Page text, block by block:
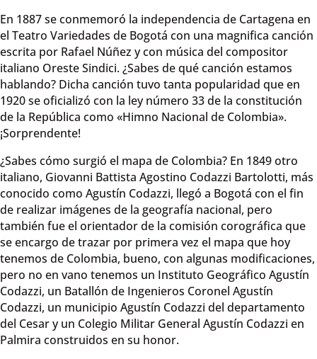
En 1887 se conmemoró la independencia de Cartagena en
el Teatro Variedades de Bogotá con una magnifica canción
escrita por Rafael Núñez y con música del compositor
italiano Oreste Sindici. ¿Sabes de qué canción estamos
hablando? Dicha canción tuvo tanta popularidad que en
1920 se oficializó con la ley número 33 de la constitución
de la República como «Himno Nacional de Colombia».
¡Sorprendente!
¿Sabes cómo surgió el mapa de Colombia? En 1849 otro
italiano, Giovanni Battista Agostino Codazzi Bartolotti, más
conocido como Agustín Codazzi, llegó a Bogotá con el fin
de realizar imágenes de la geografía nacional, pero
también fue el orientador de la comisión corográfica que
se encargo de trazar por primera vez el mapa que hoy
tenemos de Colombia, bueno, con algunas modificaciones,
pero no en vano tenemos un Instituto Geográfico Agustín
Codazzi, un Batallón de Ingenieros Coronel Agustín
Codazzi, un municipio Agustín Codazzi del departamento
del Cesar y un Colegio Militar General Agustín Codazzi en
Palmira construidos en su honor.